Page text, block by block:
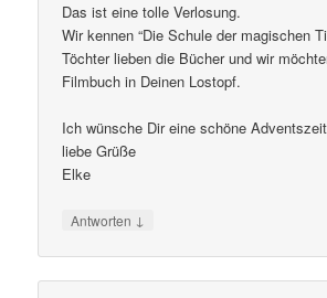
Das ist eine tolle Verlosung.
Wir kennen “Die Schule der magischen
Töchter lieben die Bücher und wir
Filmbuch in Deinen Lostopf.
Ich wünsche Dir eine schöne
liebe Grüße
Elke
Antworten ↓